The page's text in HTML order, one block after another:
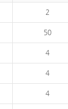
2
50
4
4
4